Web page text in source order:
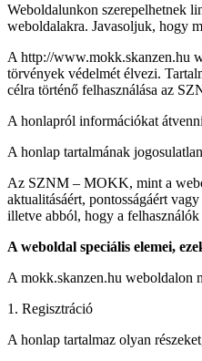
Weboldalunkon szerepelhetnek
weboldalakra. Javasoljuk, hogy
A http://www.mokk.skanzen.hu
törvények védelmét élvezi.
célra történő felhasználása az
A honlapról információkat
A honlap tartalmának
Az SZNM – MOKK, mint a
aktualitásáért, pontosságáért
illetve abból, hogy a
A weboldal speciális elemei,
A mokk.skanzen.hu weboldalon
1. Regisztráció
A honlap tartalmaz olyan